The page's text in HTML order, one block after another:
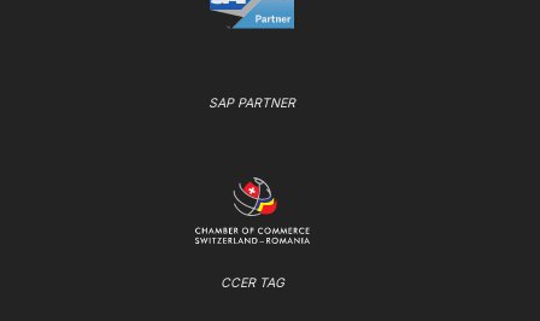
SAP PARTNER
CCER TAG